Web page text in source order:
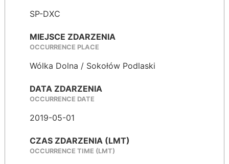
SP-DXC
MIEJSCE ZDARZENIA
OCCURRENCE PLACE
Wólka Dolna / Sokołów Podlaski
DATA ZDARZENIA
OCCURRENCE DATE
2019-05-01
CZAS ZDARZENIA (LMT)
OCCURRENCE TIME (LMT)